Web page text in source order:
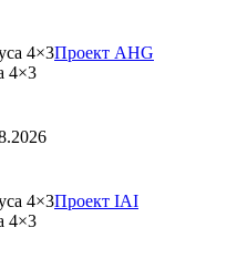
Проект AHG
4×3
Проект IAI
4×3